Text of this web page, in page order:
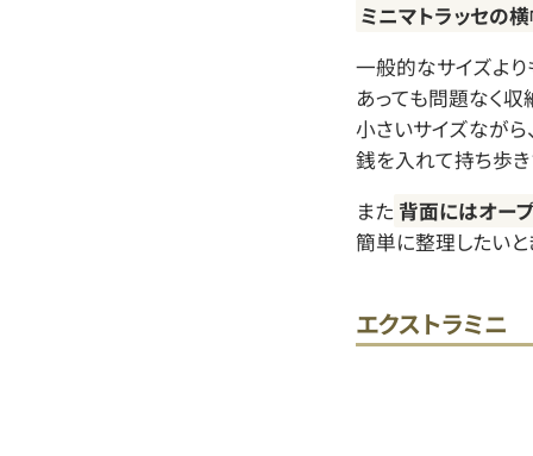
ミニマトラッセの
一般的なサイズよ
あっても問題なく収
小さいサイズなが
銭を入れて持ち歩き
また 背面にはオー
簡単に整理したいと
エクストラミニ